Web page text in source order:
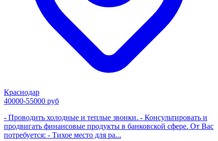
Краснодар
40000-55000 руб
- Проводить холодные и теплые звонки. - Консультировать и
продвигать финансовые продукты в банковской сфере. От Вас
потребуется: - Тихое место для ра...